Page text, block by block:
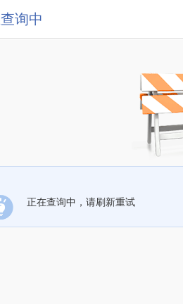
询中
正在查询中，请刷新重试